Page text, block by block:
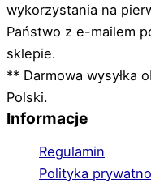
wykorzystania na
Państwo z e-mailem
sklepie.
** Darmowa wysyłka
Polski.
Informacje
Regulamin
Polityka